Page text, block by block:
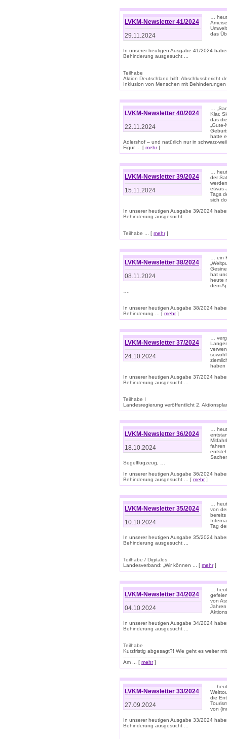
LVKM-Newsletter 41/2024
29.11.2024
…
das
In unserer heutigen Ausgabe 41/2024
Behinderung ausgesucht ...
Teilhabe
Aktion Deutschland hilft: Abschlussbericht
Inklusion von Menschen mit
LVKM-Newsletter 40/2024
22.11.2024
…
Klar,
das
hatte
Adlershof – und natürlich nur in schwarz-
Figur ... [ mehr]
LVKM-Newsletter 39/2024
15.11.2024
…
der
etwas
Tags
sich
In unserer heutigen Ausgabe 39/2024
Behinderung ausgesucht ...
Teilhabe ... [ mehr]
LVKM-Newsletter 38/2024
08.11.2024
… ein
hat
heute
dem
In unserer heutigen Ausgabe 38/2024
Behinderung ... [ mehr]
LVKM-Newsletter 37/2024
24.10.2024
…
In unserer heutigen Ausgabe 37/2024
Behinderung ausgesucht ...
Teilhabe I
Landesregierung veröffentlicht 2.
LVKM-Newsletter 36/2024
18.10.2024
…
fahren
Segelflugzeug, …
In unserer heutigen Ausgabe 36/2024
Behinderung ausgesucht ... [ mehr]
LVKM-Newsletter 35/2024
10.10.2024
…
von
bereits
Tag
In unserer heutigen Ausgabe 35/2024
Behinderung ausgesucht ...
Teilhabe / Digitales
Landesverband: „Wir können ... [ mehr]
LVKM-Newsletter 34/2024
04.10.2024
…
von
In unserer heutigen Ausgabe 34/2024
Behinderung ausgesucht ...
Teilhabe
Kurzfristig abgesagt?! Wie geht es weiter
-------------------------------------------
Am ... [ mehr]
LVKM-Newsletter 33/2024
27.09.2024
…
die
von
In unserer heutigen Ausgabe 33/2024
Behinderung ausgesucht ...